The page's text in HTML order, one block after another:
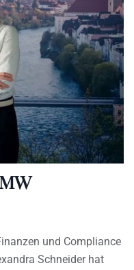
und Compliance
Schneider hat